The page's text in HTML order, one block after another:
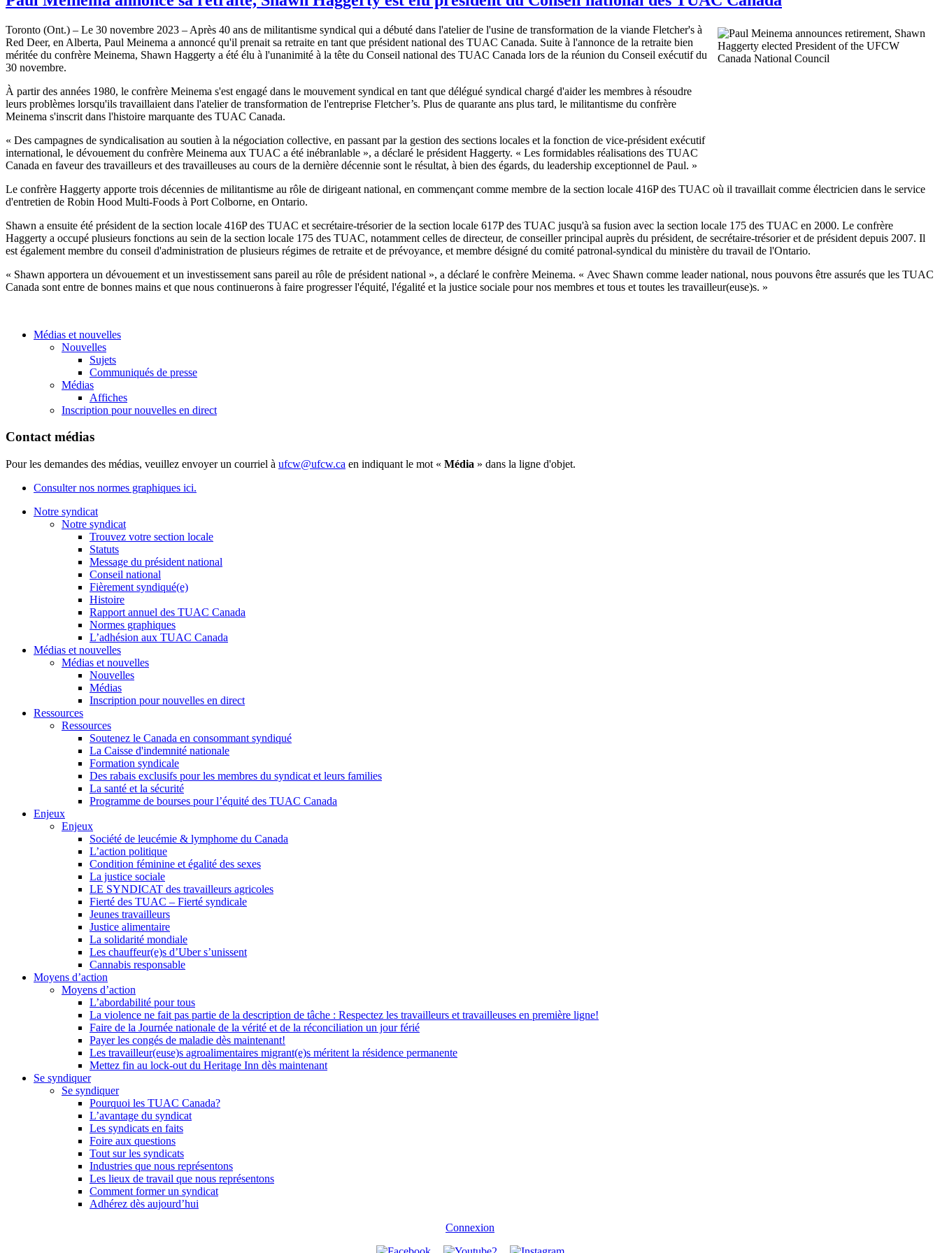
Toronto (Ont.) – Le 30 novembre 2023 – Après 40 ans de militantisme syndical qui a débuté dans l'atelier de l'usine de transformation de la viande Fletcher's à
Red Deer, en Alberta, Paul Meinema a annoncé qu'il prenait sa retraite en tant que président national des TUAC Canada. Suite à l'annonce de la retraite bien
méritée du confrère Meinema, Shawn Haggerty a été élu à l'unanimité à la tête du Conseil national des TUAC Canada lors de la réunion du Conseil exécutif du
30 novembre.
À partir des années 1980, le confrère Meinema s'est engagé dans le mouvement syndical en tant que délégué syndical chargé d'aider les membres à résoudre
leurs problèmes lorsqu'ils travaillaient dans l'atelier de transformation de l'entreprise Fletcher’s. Plus de quarante ans plus tard, le militantisme du confrère
Meinema s'inscrit dans l'histoire marquante des TUAC Canada.
« Des campagnes de syndicalisation au soutien à la négociation collective, en passant par la gestion des sections locales et la fonction de vice-président exécutif
international, le dévouement du confrère Meinema aux TUAC a été inébranlable », a déclaré le président Haggerty. « Les formidables réalisations des TUAC
Canada en faveur des travailleurs et des travailleuses au cours de la dernière décennie sont le résultat, à bien des égards, du leadership exceptionnel de Paul. »
Le confrère Haggerty apporte trois décennies de militantisme au rôle de dirigeant national, en commençant comme membre de la section locale 416P des TUAC où il travaillait comme électricien dans le service
d'entretien de Robin Hood Multi-Foods à Port Colborne, en Ontario.
Shawn a ensuite été président de la section locale 416P des TUAC et secrétaire-trésorier de la section locale 617P des TUAC jusqu'à sa fusion avec la section locale 175 des TUAC en 2000. Le confrère
Haggerty a occupé plusieurs fonctions au sein de la section locale 175 des TUAC, notamment celles de directeur, de conseiller principal auprès du président, de secrétaire-trésorier et de président depuis 2007. Il
est également membre du conseil d'administration de plusieurs régimes de retraite et de prévoyance, et membre désigné du comité patronal-syndical du ministère du travail de l'Ontario.
« Shawn apportera un dévouement et un investissement sans pareil au rôle de président national », a déclaré le confrère Meinema. « Avec Shawn comme leader national, nous pouvons être assurés que les TUAC
Canada sont entre de bonnes mains et que nous continuerons à faire progresser l'équité, l'égalité et la justice sociale pour nos membres et tous et toutes les travailleur(euse)s. »
Médias et nouvelles
Nouvelles
Sujets
Communiqués de presse
Médias
Affiches
Inscription pour nouvelles en direct
Contact médias
Pour les demandes des médias, veuillez envoyer un courriel à ufcw@ufcw.ca en indiquant le mot « Média » dans la ligne d'objet.
Consulter nos normes graphiques ici.
Notre syndicat
Notre syndicat
Trouvez votre section locale
Statuts
Message du président national
Conseil national
Fièrement syndiqué(e)
Histoire
Rapport annuel des TUAC Canada
Normes graphiques
L’adhésion aux TUAC Canada
Médias et nouvelles
Médias et nouvelles
Nouvelles
Médias
Inscription pour nouvelles en direct
Ressources
Ressources
Soutenez le Canada en consommant syndiqué
La Caisse d'indemnité nationale
Formation syndicale
Des rabais exclusifs pour les membres du syndicat et leurs families
La santé et la sécurité
Programme de bourses pour l’équité des TUAC Canada
Enjeux
Enjeux
Société de leucémie & lymphome du Canada
L’action politique
Condition féminine et égalité des sexes
La justice sociale
LE SYNDICAT des travailleurs agricoles
Fierté des TUAC – Fierté syndicale
Jeunes travailleurs
Justice alimentaire
La solidarité mondiale
Les chauffeur(e)s d’Uber s’unissent
Cannabis responsable
Moyens d’action
Moyens d’action
L’abordabilité pour tous
La violence ne fait pas partie de la description de tâche : Respectez les travailleurs et travailleuses en première ligne!
Faire de la Journée nationale de la vérité et de la réconciliation un jour férié
Payer les congés de maladie dès maintenant!
Les travailleur(euse)s agroalimentaires migrant(e)s méritent la résidence permanente
Mettez fin au lock-out du Heritage Inn dès maintenant
Se syndiquer
Se syndiquer
Pourquoi les TUAC Canada?
L’avantage du syndicat
Les syndicats en faits
Foire aux questions
Tout sur les syndicats
Industries que nous représentons
Les lieux de travail que nous représentons
Comment former un syndicat
Adhérez dès aujourd’hui
Connexion